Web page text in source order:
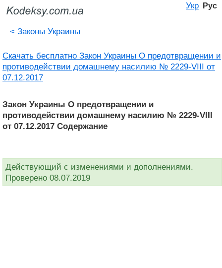
Укр Рус
< Законы Украины
Скачать бесплатно Закон Украины О предотвращении и
противодействии домашнему насилию № 2229-VIII от
07.12.2017
Закон Украины О предотвращении и
противодействии домашнему насилию № 2229-VIII
от 07.12.2017 Содержание
Действующий с изменениями и дополнениями.
Проверено 08.07.2019